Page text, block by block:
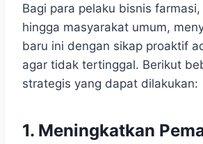
Bagi para pelaku bisnis
hingga masyarakat umum,
baru ini dengan sikap proaktif
agar tidak tertinggal. Berikut
strategis yang dapat dilakukan:
1. Meningkatkan